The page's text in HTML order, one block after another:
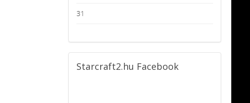
31
Starcraft2.hu Facebook